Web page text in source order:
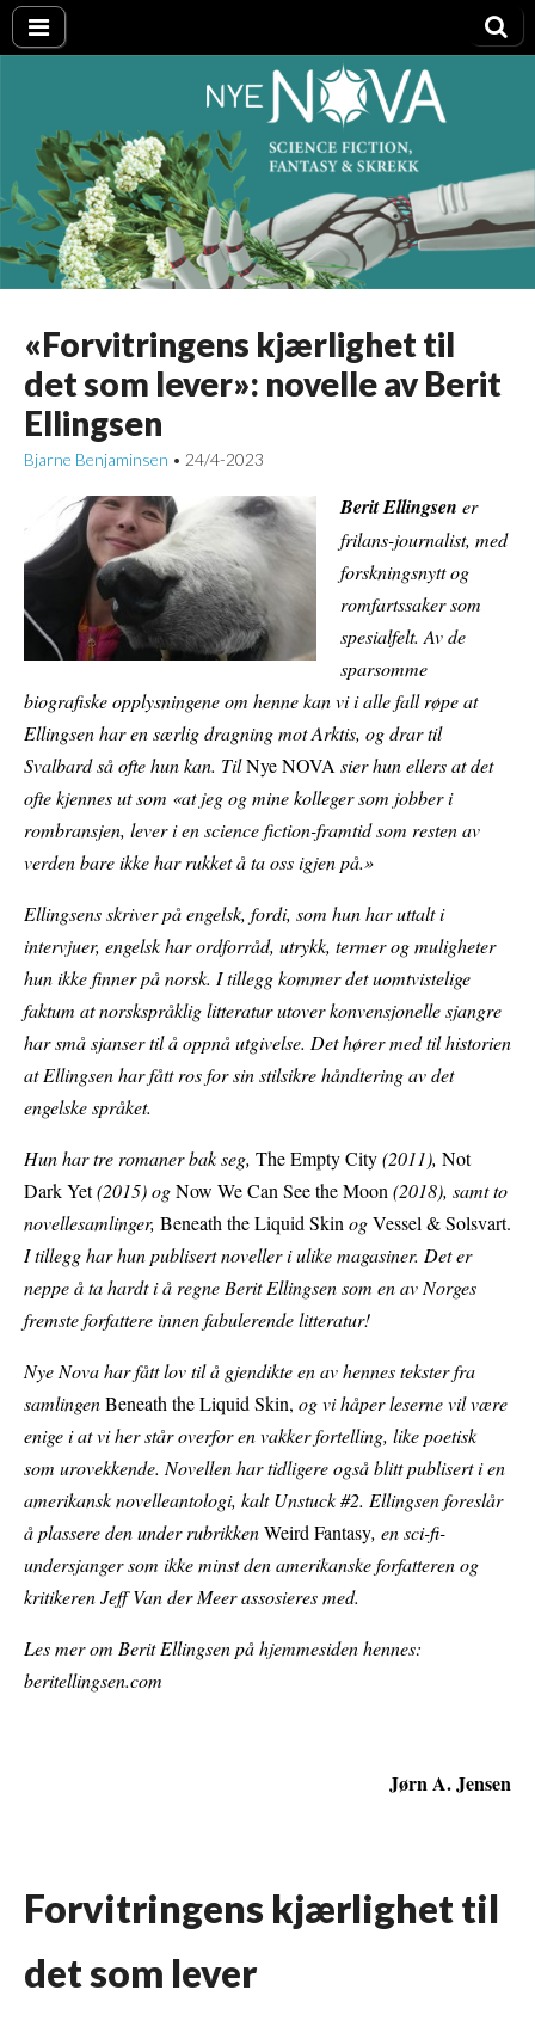
Nye NOVA
«Forvitringens kjærlighet til
det som lever»: novelle av Berit
Ellingsen
Bjarne Benjaminsen • 24/4-2023
Berit Ellingsen er
frilans-journalist, med
forskningsnytt og
romfartssaker som
spesialfelt. Av de
sparsomme
biografiske opplysningene om henne kan vi i alle fall røpe at
Ellingsen har en særlig dragning mot Arktis, og drar til
Svalbard så ofte hun kan. TilNye NOVAsier hun ellers at det
ofte kjennes ut som «at jeg og mine kolleger som jobber i
rombransjen, lever i en science fiction-framtid som resten av
verden bare ikke har rukket å ta oss igjen på.»
Ellingsens skriver på engelsk, fordi, som hun har uttalt i
intervjuer, engelsk har ordforråd, utrykk, termer og muligheter
hun ikke finner på norsk. I tillegg kommer det uomtvistelige
faktum at norskspråklig litteratur utover konvensjonelle sjangre
har små sjanser til å oppnå utgivelse. Det hører med til historien
at Ellingsen har fått ros for sin stilsikre håndtering av det
engelske språket.
Hun har tre romaner bak seg, The Empty City(2011), Not
Dark Yet(2015) ogNow We Can See the Moon(2018), samt to
novellesamlinger, Beneath the Liquid SkinogVessel & Solsvart.
I tillegg har hun publisert noveller i ulike magasiner. Det er
neppe å ta hardt i å regne Berit Ellingsen som en av Norges
fremste forfattere innen fabulerende litteratur!
Nye Nova har fått lov til å gjendikte en av hennes tekster fra
samlingenBeneath the Liquid Skin, og vi håper leserne vil være
enige i at vi her står overfor en vakker fortelling, like poetisk
som urovekkende. Novellen har tidligere også blitt publisert i en
amerikansk novelleantologi, kalt Unstuck #2. Ellingsen foreslår
å plassere den under rubrikkenWeird Fantasy, en sci-fi-
undersjanger som ikke minst den amerikanske forfatteren og
kritikeren Jeff Van der Meer assosieres med.
Les mer om Berit Ellingsen på hjemmesiden hennes:
beritellingsen.com
Jørn A. Jensen
Forvitringens kjærlighet til
det som lever